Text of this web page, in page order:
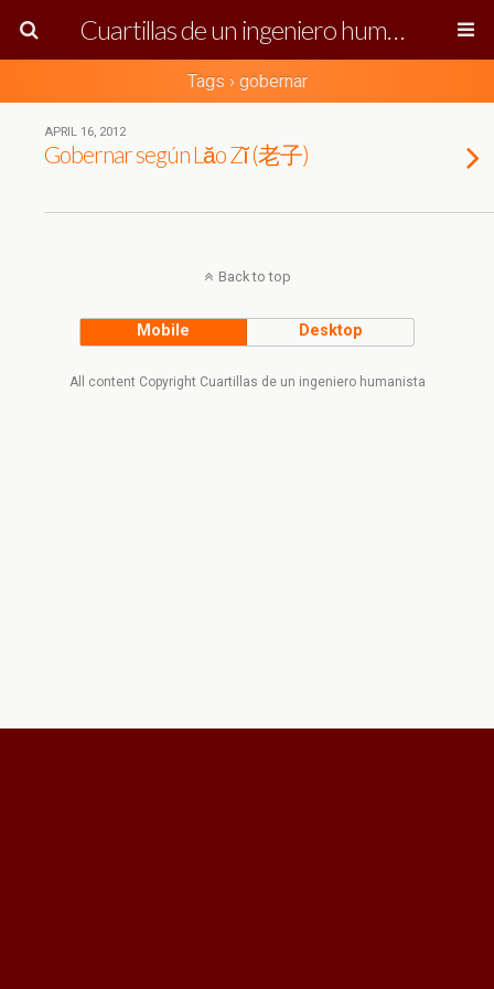
Cuartillas de un ingeniero humanista
Tags › gobernar
APRIL 16, 2012
Gobernar según Lăo Zĭ (老子)
Back to top
Mobile Desktop
All content Copyright Cuartillas de un ingeniero humanista